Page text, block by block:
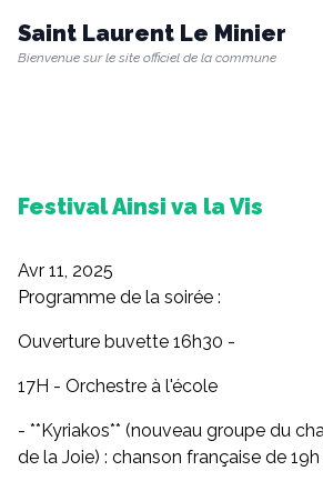
Saint Laurent Le Minier
Bienvenue sur le site officiel de la commune
Vie municipale
Vie quotidienne
Culture & Loisirs
Environnement
Festival Ainsi va la Vis
Avr 11, 2025
Programme de la soirée :
Ouverture buvette 16h30 -
17H - Orchestre à l'école
- **Kyriakos** (nouveau groupe du
de la Joie) : chanson française de